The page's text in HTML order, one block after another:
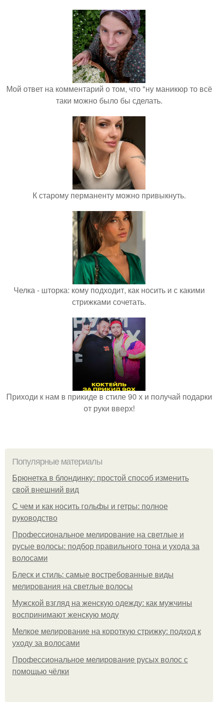
Мой ответ на комментарий о том, что "ну маникюр то всё
таки можно было бы сделать.
К старому перманенту можно привыкнуть.
Челка - шторка: кому подходит, как носить и с какими
стрижками сочетать.
Приходи к нам в прикиде в стиле 90 х и получай подарки
от руки вверх!
Популярные материалы
Брюнетка в блондинку: простой способ изменить
свой внешний вид
С чем и как носить гольфы и гетры: полное
руководство
Профессиональное мелирование на светлые и
русые волосы: подбор правильного тона и ухода за
волосами
Блеск и стиль: самые востребованные виды
мелирования на светлые волосы
Мужской взгляд на женскую одежду: как мужчины
воспринимают женскую моду
Мелкое мелирование на короткую стрижку: подход к
уходу за волосами
Профессиональное мелирование русых волос с
помощью чёлки